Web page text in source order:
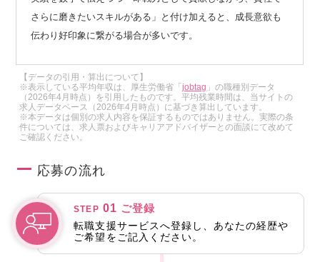
さらに磨きたいスキルがある」と付け加えると、成長意欲も
伝わり好印象に繋がる場合が多いです。
【データの引用・算出について】
※表示している平均年収は、厚生労働省「jobtag 」の職種別データ
（2026年4月時点）を引用したものです。平均残業時間は、当サイトの
求人データベース（2026年4月時点）に基づき算出しています。
※本データは個別の求人内容を保証するものではありません。実際の条
件については、求人票およびキャリアアドバイザーとの面談にて改めて
ご確認ください。
応募の流れ
STEP 01 ご登録
転職支援サービスへ登録し、あなたの経歴や
ご希望をご記入ください。